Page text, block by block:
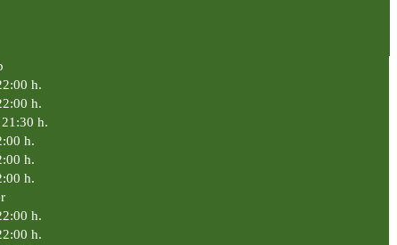
h.
h.
h.
h.
h.
h.
h.
h.